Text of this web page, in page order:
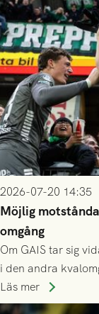
2026-07-20 14:35
Möjlig
omgång
Om GAIS tar sig
i den andra
spelas den tredje
då vinnaren i
Läs mer